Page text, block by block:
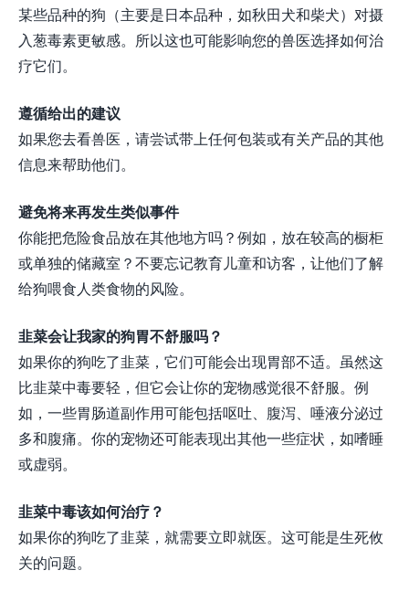
某些品种的狗（主要是日本品种，如秋田犬和柴犬）对摄
入葱毒素更敏感。所以这也可能影响您的兽医选择如何治
疗它们。
遵循给出的建议
如果您去看兽医，请尝试带上任何包装或有关产品的其他
信息来帮助他们。
避免将来再发生类似事件
你能把危险食品放在其他地方吗？例如，放在较高的橱柜
或单独的储藏室？不要忘记教育儿童和访客，让他们了解
给狗喂食人类食物的风险。
韭菜会让我家的狗胃不舒服吗？
如果你的狗吃了韭菜，它们可能会出现胃部不适。虽然这
比韭菜中毒要轻，但它会让你的宠物感觉很不舒服。例
如，一些胃肠道副作用可能包括呕吐、腹泻、唾液分泌过
多和腹痛。你的宠物还可能表现出其他一些症状，如嗜睡
或虚弱。
韭菜中毒该如何治疗？
如果你的狗吃了韭菜，就需要立即就医。这可能是生死攸
关的问题。